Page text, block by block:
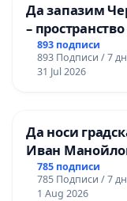
Да запазим
–
893 подписи
893 Подписи / 7
31 Jul 2026
Да носи
Иван
785 подписи
785 Подписи / 7
1 Aug 2026